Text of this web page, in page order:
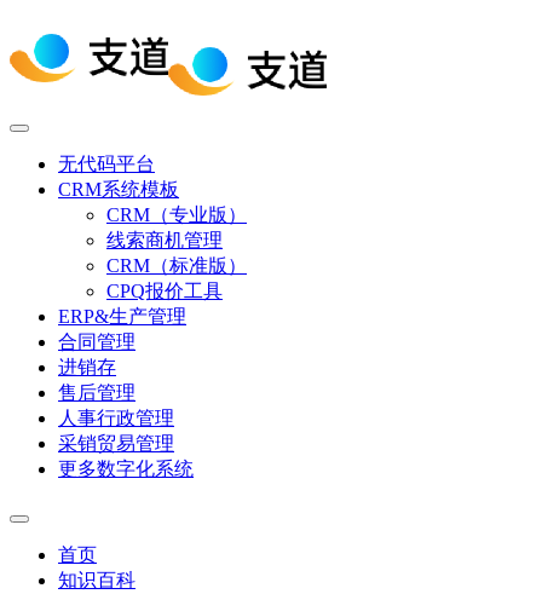
无代码平台
CRM系统模板
CRM（专业版）
线索商机管理
CRM（标准版）
CPQ报价工具
ERP&生产管理
合同管理
进销存
售后管理
人事行政管理
采销贸易管理
更多数字化系统
首页
知识百科